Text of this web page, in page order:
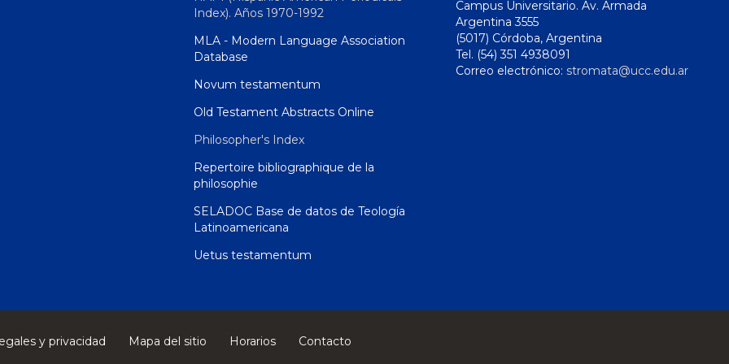
Index). Años 1970-1992
MLA - Modern Language Association
Database
Novum testamentum
Old Testament Abstracts Online
Philosopher's Index
Repertoire bibliographique de la
philosophie
SELADOC Base de datos de Teología
Latinoamericana
Uetus testamentum
Campus Universitario. Av. Armada
Argentina 3555
(5017) Córdoba, Argentina
Tel. (54) 351 4938091
Correo electrónico: stromata@ucc.edu.ar
y privacidad Mapa del sitio Horarios
Contacto